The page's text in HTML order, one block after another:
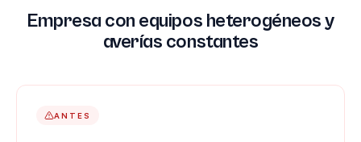
Empresa con equipos heterogéneos y
averías constantes
ANTES